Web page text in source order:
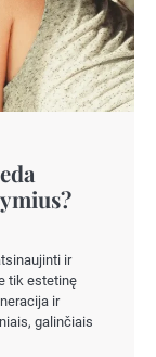
ir
tik estetinę
ir
galinčiais